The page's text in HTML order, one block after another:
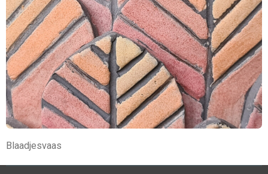
Blaadjesvaas